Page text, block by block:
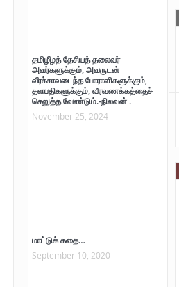
தமிழீழத் தேசியத் தலைவர்
அவர்களுக்கும், அவருடன்
வீரச்சாவடைந்த போராளிகளுக்கும்,
தளபதிகளுக்கும், வீரவணக்கத்தைச்
செலுத்த வேண்டும்.-நிலவன் .
November 25, 2024
மாட்டுக் கதை…
September 10, 2020